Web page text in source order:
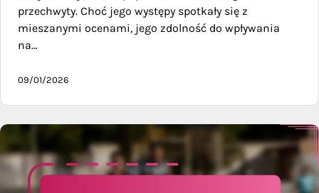
przechwyty. Choć jego występy spotkały się z
mieszanymi ocenami, jego zdolność do wpływania
na…
09/01/2026